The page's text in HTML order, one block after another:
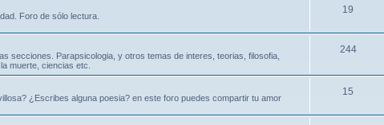
Foro de sólo lectura.
19
secciones. Parapsicologia, y otros temas de interes, teorias, filosofia,
muerte, ciencias etc.
244
¿Escribes alguna poesia? en este foro puedes compartir tu amor
15